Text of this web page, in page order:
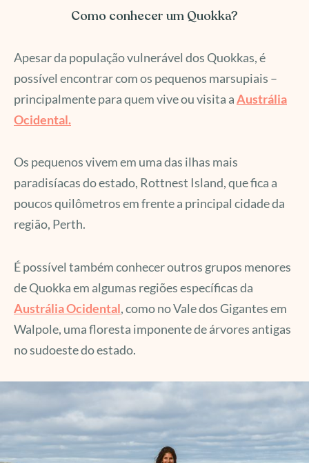
Como conhecer um Quokka?
Apesar da população vulnerável dos Quokkas, é
possível encontrar com os pequenos marsupiais –
principalmente para quem vive ou visita aAustrália
Ocidental.
Os pequenos vivem em uma das ilhas mais
paradisíacas do estado, Rottnest Island, que fica a
poucos quilômetros em frente a principal cidade da
região, Perth.
É possível também conhecer outros grupos menores
de Quokka em algumas regiões específicas da
Austrália Ocidental, como no Vale dos Gigantes em
Walpole, uma floresta imponente de árvores antigas
no sudoeste do estado.